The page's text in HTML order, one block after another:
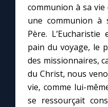
communion à sa vie
une communion à
Père.
pain du voyage, le
des missionnaires,
du Christ, nous
vie, comme lui-
se ressourçait